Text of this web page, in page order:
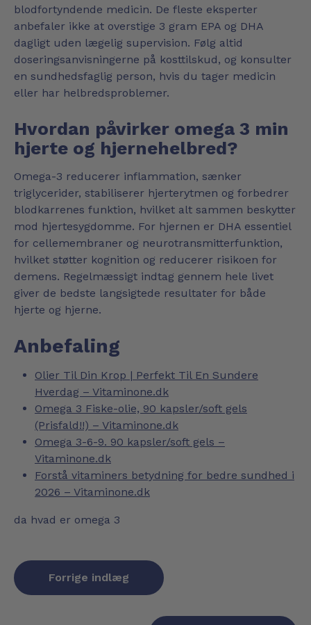
blodfortyndende medicin. De fleste eksperter
anbefaler ikke at overstige 3 gram EPA og DHA
dagligt uden lægelig supervision. Følg altid
doseringsanvisningerne på kosttilskud, og konsulter
en sundhedsfaglig person, hvis du tager medicin
eller har helbredsproblemer.
Hvordan påvirker omega 3 min
hjerte og hjernehelbred?
Omega-3 reducerer inflammation, sænker
triglycerider, stabiliserer hjerterytmen og forbedrer
blodkarrenes funktion, hvilket alt sammen beskytter
mod hjertesygdomme. For hjernen er DHA essentiel
for cellemembraner og neurotransmitterfunktion,
hvilket støtter kognition og reducerer risikoen for
demens. Regelmæssigt indtag gennem hele livet
giver de bedste langsigtede resultater for både
hjerte og hjerne.
Anbefaling
Olier Til Din Krop | Perfekt Til En Sundere
Hverdag – Vitaminone.dk
Omega 3 Fiske-olie, 90 kapsler/soft gels
(Prisfald!!) – Vitaminone.dk
Omega 3-6-9. 90 kapsler/soft gels –
Vitaminone.dk
Forstå vitaminers betydning for bedre sundhed i
2026 – Vitaminone.dk
da hvad er omega 3
Forrige indlæg